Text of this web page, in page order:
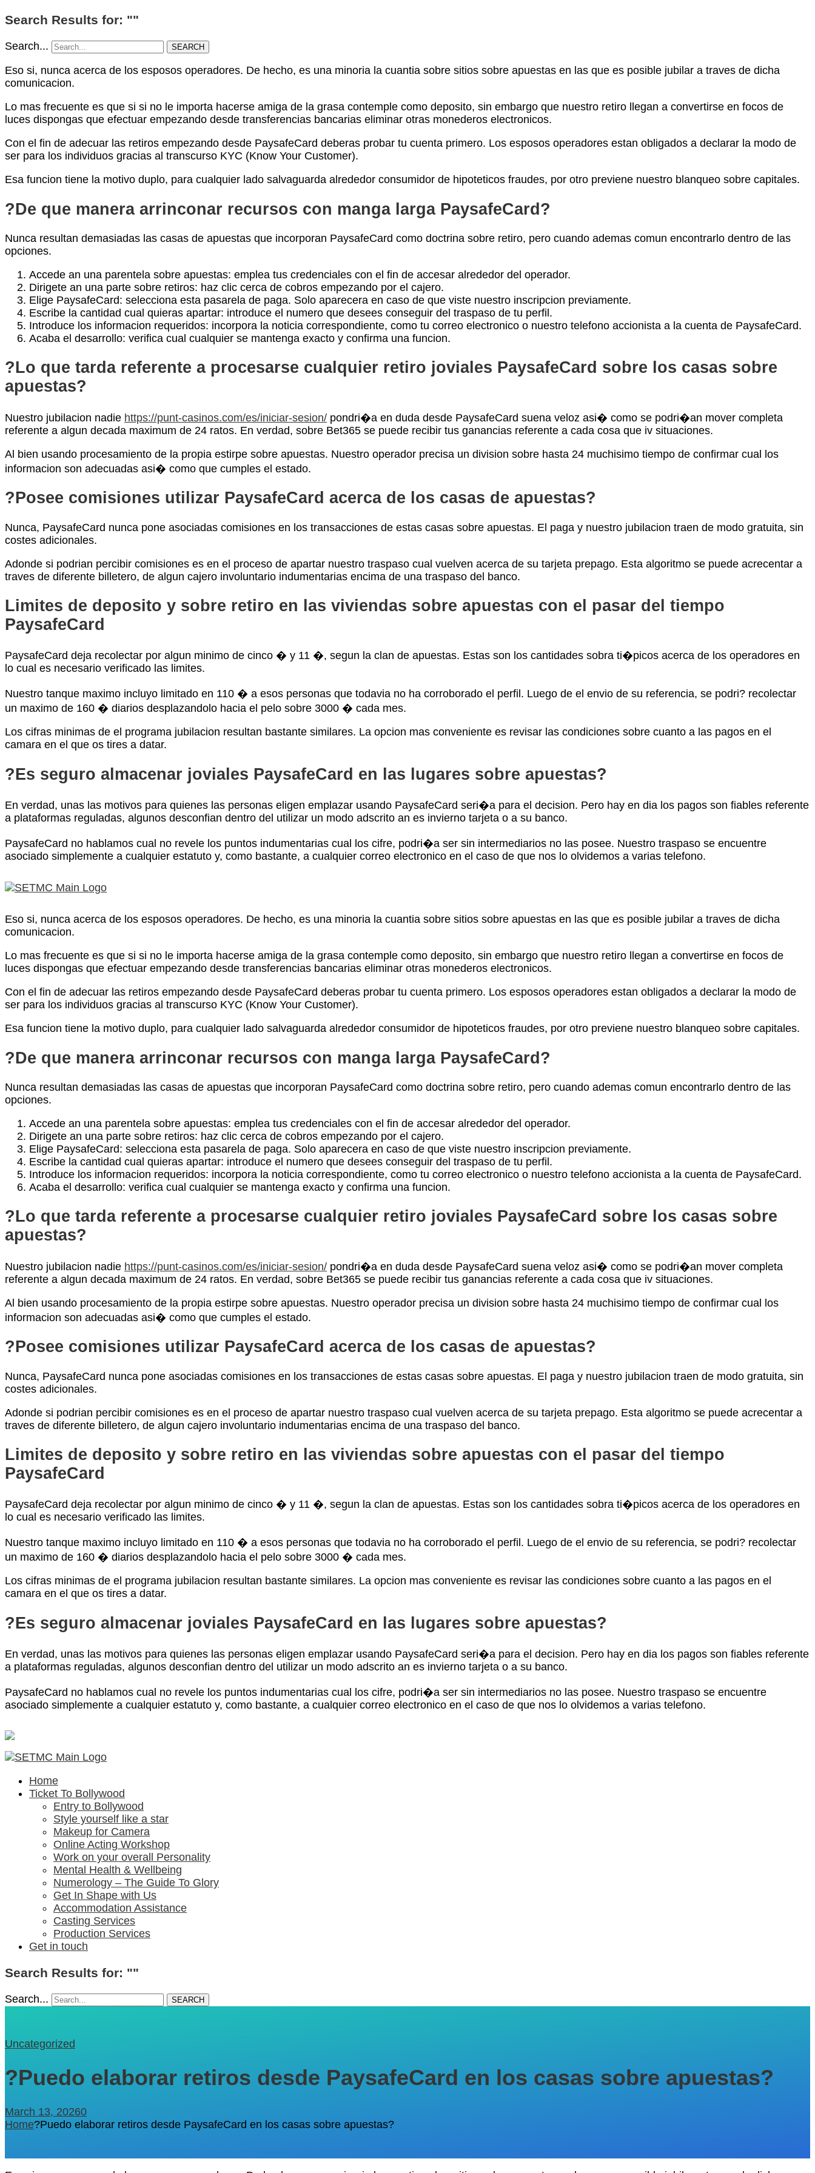
Search Results for: ""
Search... SEARCH
Eso si, nunca acerca de los esposos operadores. De hecho, es una minoria la cuantia sobre sitios sobre apuestas en las que es posible jubilar a traves de dicha
comunicacion.
Lo mas frecuente es que si si no le importa hacerse amiga de la grasa contemple como deposito, sin embargo que nuestro retiro llegan a convertirse en focos de
luces dispongas que efectuar empezando desde transferencias bancarias eliminar otras monederos electronicos.
Con el fin de adecuar las retiros empezando desde PaysafeCard deberas probar tu cuenta primero. Los esposos operadores estan obligados a declarar la modo de
ser para los individuos gracias al transcurso KYC (Know Your Customer).
Esa funcion tiene la motivo duplo, para cualquier lado salvaguarda alrededor consumidor de hipoteticos fraudes, por otro previene nuestro blanqueo sobre capitales.
?De que manera arrinconar recursos con manga larga PaysafeCard?
Nunca resultan demasiadas las casas de apuestas que incorporan PaysafeCard como doctrina sobre retiro, pero cuando ademas comun encontrarlo dentro de las
opciones.
Accede an una parentela sobre apuestas: emplea tus credenciales con el fin de accesar alrededor del operador.
Dirigete an una parte sobre retiros: haz clic cerca de cobros empezando por el cajero.
Elige PaysafeCard: selecciona esta pasarela de paga. Solo aparecera en caso de que viste nuestro inscripcion previamente.
Escribe la cantidad cual quieras apartar: introduce el numero que desees conseguir del traspaso de tu perfil.
Introduce los informacion requeridos: incorpora la noticia correspondiente, como tu correo electronico o nuestro telefono accionista a la cuenta de PaysafeCard.
Acaba el desarrollo: verifica cual cualquier se mantenga exacto y confirma una funcion.
?Lo que tarda referente a procesarse cualquier retiro joviales PaysafeCard sobre los casas sobre
apuestas?
Nuestro jubilacion nadie https://punt-casinos.com/es/iniciar-sesion/ pondri�a en duda desde PaysafeCard suena veloz asi� como se podri�an mover completa
referente a algun decada maximum de 24 ratos. En verdad, sobre Bet365 se puede recibir tus ganancias referente a cada cosa que iv situaciones.
Al bien usando procesamiento de la propia estirpe sobre apuestas. Nuestro operador precisa un division sobre hasta 24 muchisimo tiempo de confirmar cual los
informacion son adecuadas asi� como que cumples el estado.
?Posee comisiones utilizar PaysafeCard acerca de los casas de apuestas?
Nunca, PaysafeCard nunca pone asociadas comisiones en los transacciones de estas casas sobre apuestas. El paga y nuestro jubilacion traen de modo gratuita, sin
costes adicionales.
Adonde si podrian percibir comisiones es en el proceso de apartar nuestro traspaso cual vuelven acerca de su tarjeta prepago. Esta algoritmo se puede acrecentar a
traves de diferente billetero, de algun cajero involuntario indumentarias encima de una traspaso del banco.
Limites de deposito y sobre retiro en las viviendas sobre apuestas con el pasar del tiempo
PaysafeCard
PaysafeCard deja recolectar por algun minimo de cinco � y 11 �, segun la clan de apuestas. Estas son los cantidades sobra ti�picos acerca de los operadores en
lo cual es necesario verificado las limites.
Nuestro tanque maximo incluyo limitado en 110 � a esos personas que todavia no ha corroborado el perfil. Luego de el envio de su referencia, se podri? recolectar
un maximo de 160 � diarios desplazandolo hacia el pelo sobre 3000 � cada mes.
Los cifras minimas de el programa jubilacion resultan bastante similares. La opcion mas conveniente es revisar las condiciones sobre cuanto a las pagos en el
camara en el que os tires a datar.
?Es seguro almacenar joviales PaysafeCard en las lugares sobre apuestas?
En verdad, unas las motivos para quienes las personas eligen emplazar usando PaysafeCard seri�a para el decision. Pero hay en dia los pagos son fiables referente
a plataformas reguladas, algunos desconfian dentro del utilizar un modo adscrito an es invierno tarjeta o a su banco.
PaysafeCard no hablamos cual no revele los puntos indumentarias cual los cifre, podri�a ser sin intermediarios no las posee. Nuestro traspaso se encuentre
asociado simplemente a cualquier estatuto y, como bastante, a cualquier correo electronico en el caso de que nos lo olvidemos a varias telefono.
Eso si, nunca acerca de los esposos operadores. De hecho, es una minoria la cuantia sobre sitios sobre apuestas en las que es posible jubilar a traves de dicha
comunicacion.
Lo mas frecuente es que si si no le importa hacerse amiga de la grasa contemple como deposito, sin embargo que nuestro retiro llegan a convertirse en focos de
luces dispongas que efectuar empezando desde transferencias bancarias eliminar otras monederos electronicos.
Con el fin de adecuar las retiros empezando desde PaysafeCard deberas probar tu cuenta primero. Los esposos operadores estan obligados a declarar la modo de
ser para los individuos gracias al transcurso KYC (Know Your Customer).
Esa funcion tiene la motivo duplo, para cualquier lado salvaguarda alrededor consumidor de hipoteticos fraudes, por otro previene nuestro blanqueo sobre capitales.
?De que manera arrinconar recursos con manga larga PaysafeCard?
Nunca resultan demasiadas las casas de apuestas que incorporan PaysafeCard como doctrina sobre retiro, pero cuando ademas comun encontrarlo dentro de las
opciones.
Accede an una parentela sobre apuestas: emplea tus credenciales con el fin de accesar alrededor del operador.
Dirigete an una parte sobre retiros: haz clic cerca de cobros empezando por el cajero.
Elige PaysafeCard: selecciona esta pasarela de paga. Solo aparecera en caso de que viste nuestro inscripcion previamente.
Escribe la cantidad cual quieras apartar: introduce el numero que desees conseguir del traspaso de tu perfil.
Introduce los informacion requeridos: incorpora la noticia correspondiente, como tu correo electronico o nuestro telefono accionista a la cuenta de PaysafeCard.
Acaba el desarrollo: verifica cual cualquier se mantenga exacto y confirma una funcion.
?Lo que tarda referente a procesarse cualquier retiro joviales PaysafeCard sobre los casas sobre
apuestas?
Nuestro jubilacion nadie https://punt-casinos.com/es/iniciar-sesion/ pondri�a en duda desde PaysafeCard suena veloz asi� como se podri�an mover completa
referente a algun decada maximum de 24 ratos. En verdad, sobre Bet365 se puede recibir tus ganancias referente a cada cosa que iv situaciones.
Al bien usando procesamiento de la propia estirpe sobre apuestas. Nuestro operador precisa un division sobre hasta 24 muchisimo tiempo de confirmar cual los
informacion son adecuadas asi� como que cumples el estado.
?Posee comisiones utilizar PaysafeCard acerca de los casas de apuestas?
Nunca, PaysafeCard nunca pone asociadas comisiones en los transacciones de estas casas sobre apuestas. El paga y nuestro jubilacion traen de modo gratuita, sin
costes adicionales.
Adonde si podrian percibir comisiones es en el proceso de apartar nuestro traspaso cual vuelven acerca de su tarjeta prepago. Esta algoritmo se puede acrecentar a
traves de diferente billetero, de algun cajero involuntario indumentarias encima de una traspaso del banco.
Limites de deposito y sobre retiro en las viviendas sobre apuestas con el pasar del tiempo
PaysafeCard
PaysafeCard deja recolectar por algun minimo de cinco � y 11 �, segun la clan de apuestas. Estas son los cantidades sobra ti�picos acerca de los operadores en
lo cual es necesario verificado las limites.
Nuestro tanque maximo incluyo limitado en 110 � a esos personas que todavia no ha corroborado el perfil. Luego de el envio de su referencia, se podri? recolectar
un maximo de 160 � diarios desplazandolo hacia el pelo sobre 3000 � cada mes.
Los cifras minimas de el programa jubilacion resultan bastante similares. La opcion mas conveniente es revisar las condiciones sobre cuanto a las pagos en el
camara en el que os tires a datar.
?Es seguro almacenar joviales PaysafeCard en las lugares sobre apuestas?
En verdad, unas las motivos para quienes las personas eligen emplazar usando PaysafeCard seri�a para el decision. Pero hay en dia los pagos son fiables referente
a plataformas reguladas, algunos desconfian dentro del utilizar un modo adscrito an es invierno tarjeta o a su banco.
PaysafeCard no hablamos cual no revele los puntos indumentarias cual los cifre, podri�a ser sin intermediarios no las posee. Nuestro traspaso se encuentre
asociado simplemente a cualquier estatuto y, como bastante, a cualquier correo electronico en el caso de que nos lo olvidemos a varias telefono.
Home
Ticket To Bollywood
Entry to Bollywood
Style yourself like a star
Makeup for Camera
Online Acting Workshop
Work on your overall Personality
Mental Health & Wellbeing
Numerology – The Guide To Glory
Get In Shape with Us
Accommodation Assistance
Casting Services
Production Services
Get in touch
Search Results for: ""
Search... SEARCH
Uncategorized
?Puedo elaborar retiros desde PaysafeCard en los casas sobre apuestas?
March 13, 20260
Home?Puedo elaborar retiros desde PaysafeCard en los casas sobre apuestas?